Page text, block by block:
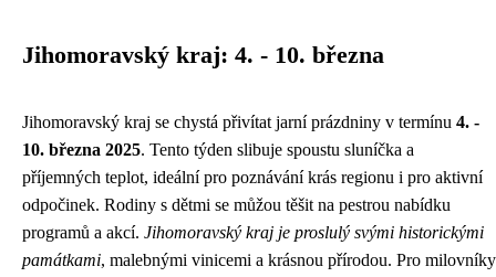
Jihomoravský kraj: 4. - 10. března
Jihomoravský kraj se chystá přivítat jarní prázdniny v termínu 4. -
10. března 2025. Tento týden slibuje spoustu sluníčka a
příjemných teplot, ideální pro poznávání krás regionu i pro aktivní
odpočinek. Rodiny s dětmi se můžou těšit na pestrou nabídku
programů a akcí. Jihomoravský kraj je proslulý svými historickými
památkami, malebnými vinicemi a krásnou přírodou. Pro milovníky